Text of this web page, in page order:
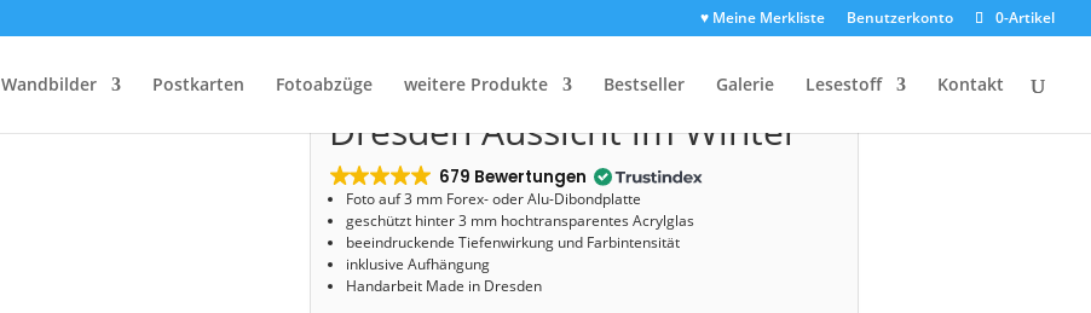
♥ Meine Merkliste Benutzerkonto 0-Artikel
Wandbilder Postkarten Fotoabzüge weitere Produkte Bestseller Galerie Lesestoff Kontakt
Start/Shop/Acryl Board/ Acryl Board (00357) Dresden Aussicht im Winter
Acryl Board (00357)
Dresden Aussicht im Winter
679 Bewertungen
Foto auf 3 mm Forex- oder Alu-Dibondplatte
geschützt hinter 3 mm hochtransparentes Acrylglas
beeindruckende Tiefenwirkung und Farbintensität
inklusive Aufhängung
Handarbeit Made in Dresden